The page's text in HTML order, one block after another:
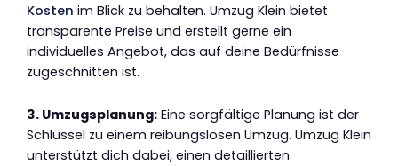
Kosten im Blick zu behalten. Umzug Klein bietet
transparente Preise und erstellt gerne ein
individuelles Angebot, das auf deine Bedürfnisse
zugeschnitten ist.
3. Umzugsplanung: Eine sorgfältige Planung ist der
Schlüssel zu einem reibungslosen Umzug. Umzug Klein
unterstützt dich dabei, einen detaillierten